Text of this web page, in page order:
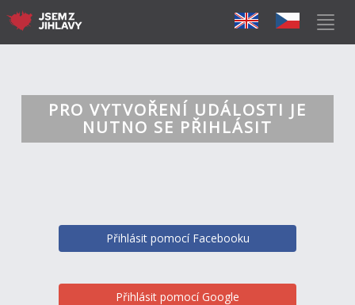
PRO VYTVOŘENÍ UDÁLOSTI JE
NUTNO SE PŘIHLÁSIT
Přihlásit pomocí Facebooku
Přihlásit pomocí Google